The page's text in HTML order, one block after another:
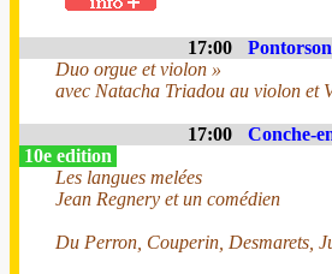
17:00
Duo orgue et violon »
avec Natacha Triadou au violon et
17:00
Conche-
10e edition
Les langues melées
Jean Regnery et un comédien
Du Perron, Couperin, Desmarets,